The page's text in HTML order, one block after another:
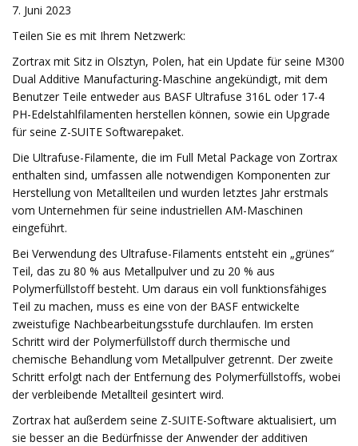
7. Juni 2023
Teilen Sie es mit Ihrem Netzwerk:
Zortrax mit Sitz in Olsztyn, Polen, hat ein Update für seine M300
Dual Additive Manufacturing-Maschine angekündigt, mit dem
Benutzer Teile entweder aus BASF Ultrafuse 316L oder 17-4
PH-Edelstahlfilamenten herstellen können, sowie ein Upgrade
für seine Z-SUITE Softwarepaket.
Die Ultrafuse-Filamente, die im Full Metal Package von Zortrax
enthalten sind, umfassen alle notwendigen Komponenten zur
Herstellung von Metallteilen und wurden letztes Jahr erstmals
vom Unternehmen für seine industriellen AM-Maschinen
eingeführt.
Bei Verwendung des Ultrafuse-Filaments entsteht ein „grünes“
Teil, das zu 80 % aus Metallpulver und zu 20 % aus
Polymerfüllstoff besteht. Um daraus ein voll funktionsfähiges
Teil zu machen, muss es eine von der BASF entwickelte
zweistufige Nachbearbeitungsstufe durchlaufen. Im ersten
Schritt wird der Polymerfüllstoff durch thermische und
chemische Behandlung vom Metallpulver getrennt. Der zweite
Schritt erfolgt nach der Entfernung des Polymerfüllstoffs, wobei
der verbleibende Metallteil gesintert wird.
Zortrax hat außerdem seine Z-SUITE-Software aktualisiert, um
sie besser an die Bedürfnisse der Anwender der additiven